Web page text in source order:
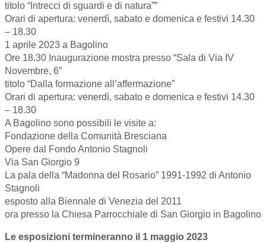
titolo “Intrecci di sguardi e di natura””
Orari di apertura: venerdì, sabato e domenica e festivi 14.30
– 18.30
1 aprile 2023 a Bagolino
Ore 18.30 Inaugurazione mostra presso “Sala di Via IV
Novembre, 6”
titolo “Dalla formazione all’affermazione”
Orari di apertura: venerdì, sabato e domenica e festivi 14.30
– 18.30
A Bagolino sono possibili le visite a:
Fondazione della Comunità Bresciana
Opere dal Fondo Antonio Stagnoli
Via San Giorgio 9
La pala della “Madonna del Rosario” 1991-1992 di Antonio
Stagnoli
esposto alla Biennale di Venezia del 2011
ora presso la Chiesa Parrocchiale di San Giorgio in Bagolino
Le esposizioni termineranno il 1 maggio 2023